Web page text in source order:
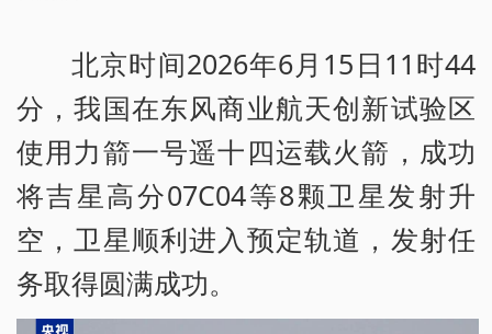
北京时间2026年6月15日11时44
分，我国在东风商业航天创新试验区
使用力箭一号遥十四运载火箭，成功
将吉星高分07C04等8颗卫星发射升
空，卫星顺利进入预定轨道，发射任
务取得圆满成功。